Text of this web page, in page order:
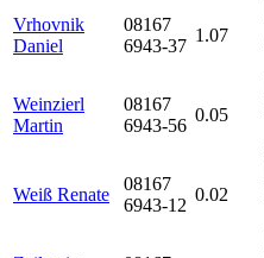
Vrhovnik
Daniel
08167
6943-37
1.07
Weinzierl
Martin
08167
6943-56
0.05
Weiß Renate
08167
6943-12
0.02